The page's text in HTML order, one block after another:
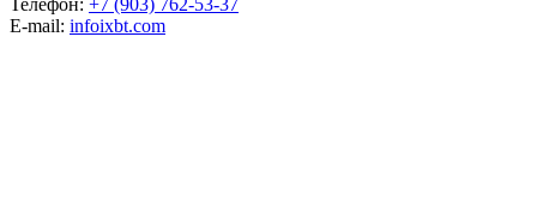
E-mail: infoixbt.com